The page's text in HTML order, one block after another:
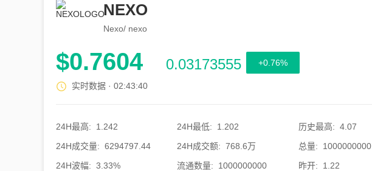
NEXO
Nexo/ nexo
$0.7604 0.03173555 +0.76%
实时数据 · 02:43:40
24H最高: 1.242 24H最低: 1.202 历史最高: 4.07
24H成交量: 6294797.44 24H成交额: 768.6万 总量: 1000000000
24H波幅: 3.33% 流通数量: 1000000000 昨开: 1.22